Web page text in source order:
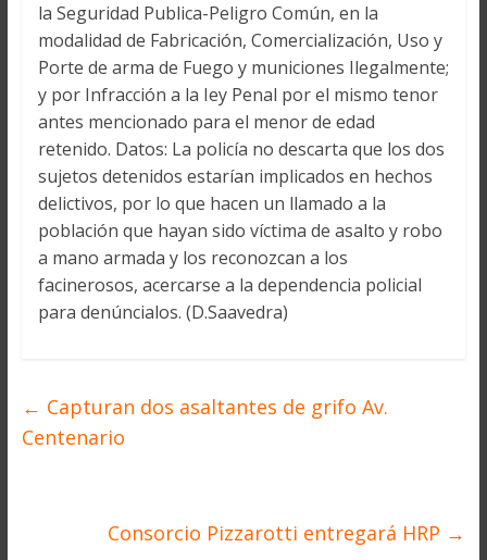
la Seguridad Publica-Peligro Común, en la
modalidad de Fabricación, Comercialización, Uso y
Porte de arma de Fuego y municiones Ilegalmente;
y por Infracción a la Iey Penal por el mismo tenor
antes mencionado para el menor de edad
retenido. Datos: La policía no descarta que los dos
sujetos detenidos estarían implicados en hechos
delictivos, por lo que hacen un llamado a la
población que hayan sido víctima de asalto y robo
a mano armada y los reconozcan a los
facinerosos, acercarse a la dependencia policial
para denúncialos. (D.Saavedra)
← Capturan dos asaltantes de grifo Av.
Centenario
Consorcio Pizzarotti entregará HRP →